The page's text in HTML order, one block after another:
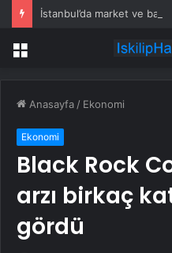
Menü
Anasayfa / Ekonomi
Ekonomi
Black Rock
arzı birkaç
gördü